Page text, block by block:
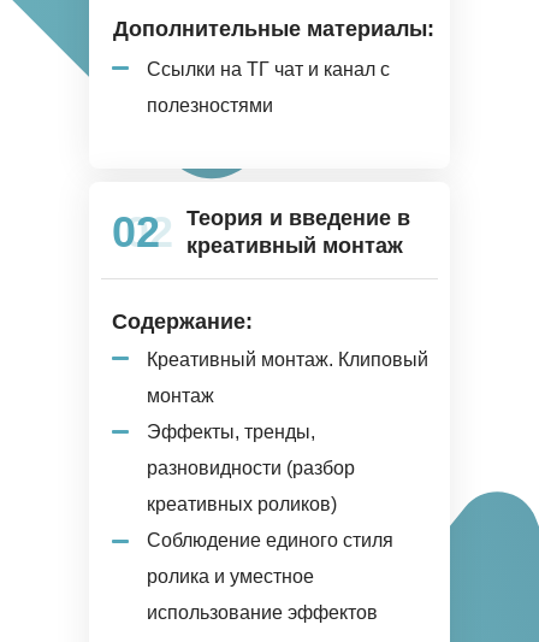
Дополнительные материалы:
Ссылки на ТГ чат и канал с
полезностями
02
02
Теория и введение в
креативный монтаж
Содержание:
Креативный монтаж. Клиповый
монтаж
Эффекты, тренды,
разновидности (разбор
креативных роликов)
Соблюдение единого стиля
ролика и уместное
использование эффектов